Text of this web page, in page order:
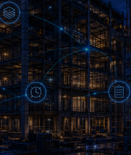
PREMIUM
el mercado del alquiler